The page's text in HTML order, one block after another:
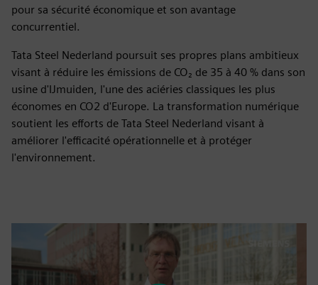
pour sa sécurité économique et son avantage
concurrentiel.
Tata Steel Nederland poursuit ses propres plans ambitieux
visant à réduire les émissions de CO₂ de 35 à 40 % dans son
usine d'IJmuiden, l'une des aciéries classiques les plus
économes en CO2 d'Europe. La transformation numérique
soutient les efforts de Tata Steel Nederland visant à
améliorer l'efficacité opérationnelle et à protéger
l'environnement.